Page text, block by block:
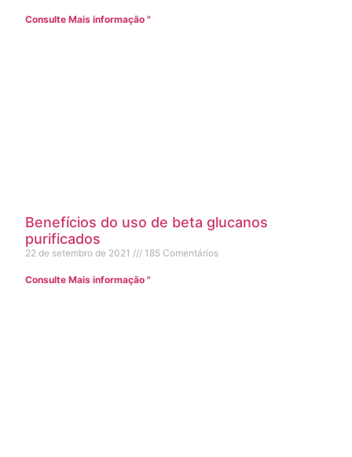
Consulte Mais informação "
Benefícios do uso de beta glucanos
purificados
22 de setembro de 2021 185 Comentários
Consulte Mais informação "